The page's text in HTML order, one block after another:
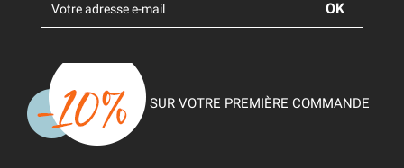
SUR VOTRE PREMIÈRE COMMANDE